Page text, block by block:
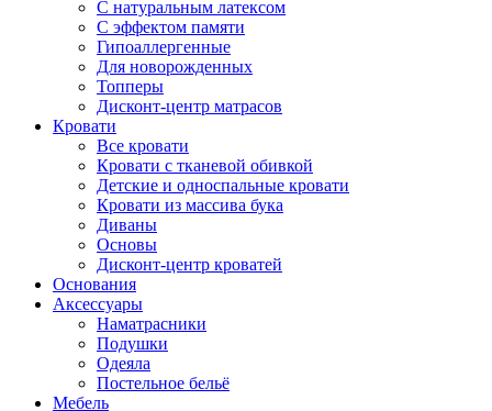
С натуральным латексом
С эффектом памяти
Гипоаллергенные
Для новорожденных
Топперы
Дисконт-центр матрасов
Кровати
Все кровати
Кровати с тканевой обивкой
Детские и односпальные кровати
Кровати из массива бука
Диваны
Основы
Дисконт-центр кроватей
Основания
Аксессуары
Наматрасники
Подушки
Одеяла
Постельное бельё
Мебель